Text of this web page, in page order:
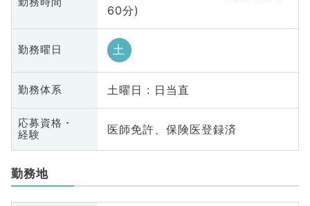
60分)
勤務曜日 土
勤務体系 土曜日 : 日当直
応募資格・
経験
医師免許、保険医登録済
勤務地